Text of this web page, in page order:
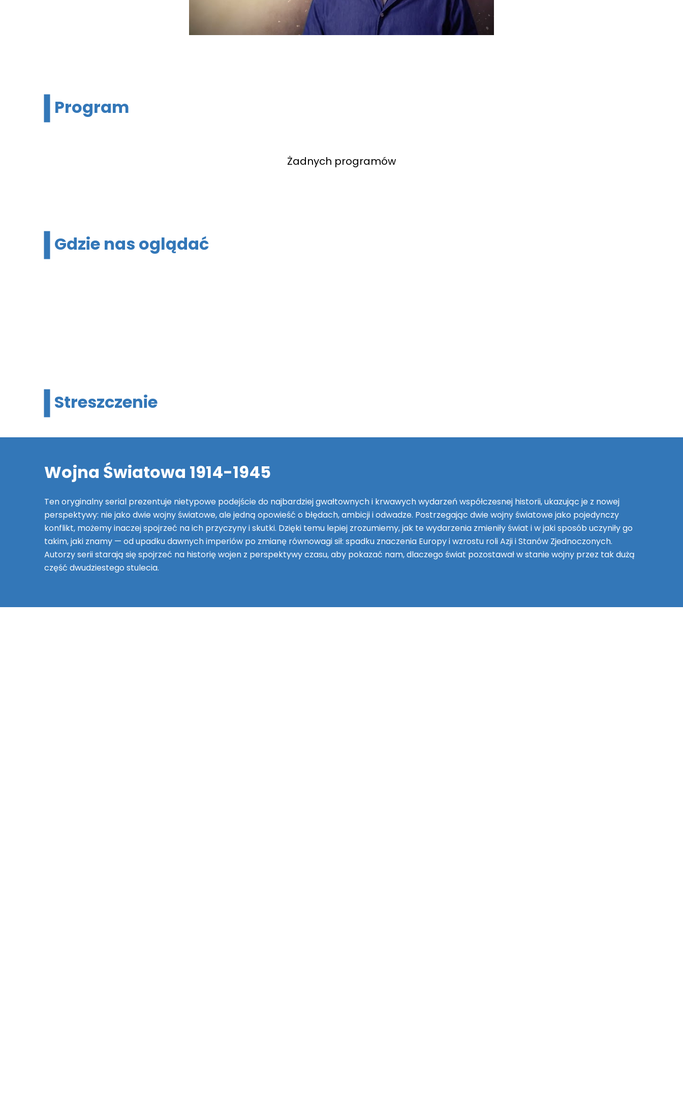
Program
Żadnych programów
Gdzie nas oglądać
Streszczenie
Wojna Światowa 1914-1945
Ten oryginalny serial prezentuje nietypowe podejście do najbardziej gwałtownych i krwawych wydarzeń współczesnej historii, ukazując je z nowej
perspektywy: nie jako dwie wojny światowe, ale jedną opowieść o błędach, ambicji i odwadze. Postrzegając dwie wojny światowe jako pojedynczy
konflikt, możemy inaczej spojrzeć na ich przyczyny i skutki. Dzięki temu lepiej zrozumiemy, jak te wydarzenia zmieniły świat i w jaki sposób uczyniły go
takim, jaki znamy — od upadku dawnych imperiów po zmianę równowagi sił: spadku znaczenia Europy i wzrostu roli Azji i Stanów Zjednoczonych.
Autorzy serii starają się spojrzeć na historię wojen z perspektywy czasu, aby pokazać nam, dlaczego świat pozostawał w stanie wojny przez tak dużą
część dwudziestego stulecia.